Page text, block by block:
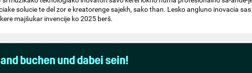
solucie te del zor e kreatorenge sajekh, sako than. Lesko angluno inovacia
majšukar invencije ko 2025 berš.
buchen und dabei sein!